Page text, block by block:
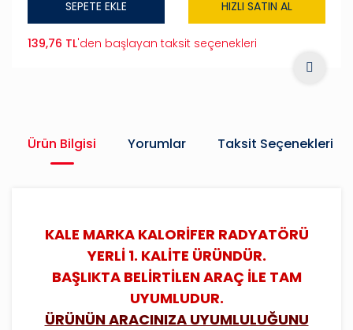
SEPETE EKLE HIZLI SATIN AL
139,76 TL'den başlayan taksit seçenekleri
Ürün Bilgisi Yorumlar Taksit Seçenekleri
KALE MARKA KALORİFER RADYATÖRÜ
YERLİ 1. KALİTE ÜRÜNDÜR.
BAŞLIKTA BELİRTİLEN ARAÇ İLE TAM
UYUMLUDUR.
ÜRÜNÜN ARACINIZA UYUMLULUĞUNU